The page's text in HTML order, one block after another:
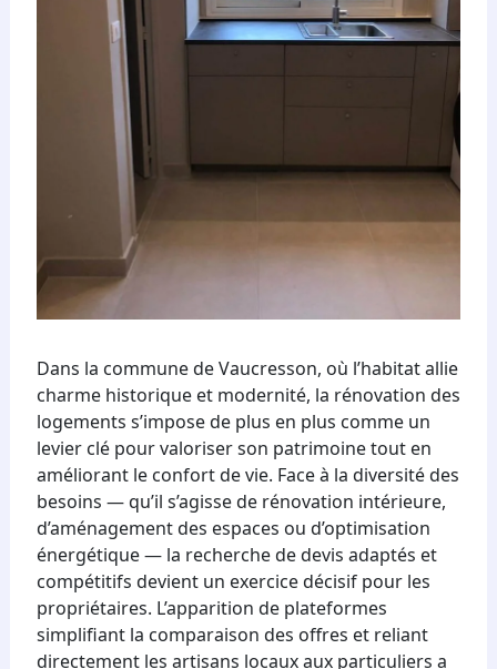
Dans la commune de Vaucresson, où l’habitat allie
charme historique et modernité, la rénovation des
logements s’impose de plus en plus comme un
levier clé pour valoriser son patrimoine tout en
améliorant le confort de vie. Face à la diversité des
besoins — qu’il s’agisse de rénovation intérieure,
d’aménagement des espaces ou d’optimisation
énergétique — la recherche de devis adaptés et
compétitifs devient un exercice décisif pour les
propriétaires. L’apparition de plateformes
simplifiant la comparaison des offres et reliant
directement les artisans locaux aux particuliers a